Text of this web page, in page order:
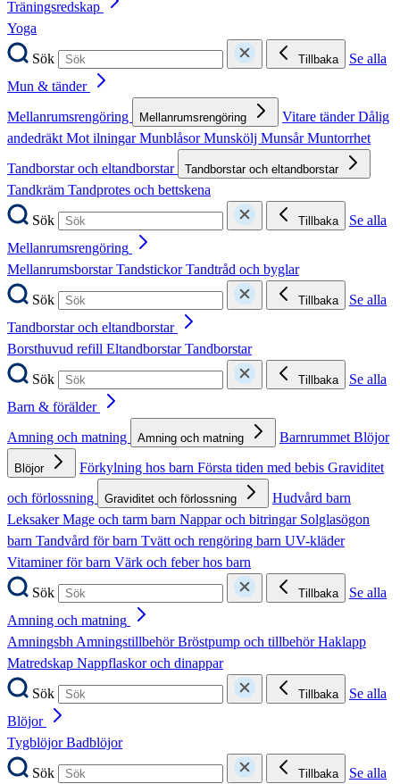
Träningsredskap
Yoga
Sök
Tillbaka
Se alla
Mun & tänder
Mellanrumsrengöring
Mellanrumsrengöring Vitare tänderDålig
andedräktMot ilningarMunblåsorMunskölj MunsårMuntorrhet
Tandborstar och eltandborstar
Tandborstar och eltandborstar
Tandkräm Tandprotes och bettskena
Sök
Tillbaka
Se alla
Mellanrumsrengöring
MellanrumsborstarTandstickorTandtråd och byglar
Sök
Tillbaka
Se alla
Tandborstar och eltandborstar
Borsthuvud refill EltandborstarTandborstar
Sök
Tillbaka
Se alla
Barn & förälder
Amning och matning
Amning och matning BarnrummetBlöjor
Blöjor Förkylning hos barn Första tiden med bebis Graviditet
och förlossning
Graviditet och förlossning
Hudvård barn
LeksakerMage och tarm barn Nappar och bitringar Solglasögon
barn Tandvård för barn Tvätt och rengöring barn UV-kläder
Vitaminer för barn Värk och feber hos barn
Sök
Tillbaka
Se alla
Amning och matning
AmningsbhAmningstillbehörBröstpump och tillbehörHaklapp
Matredskap Nappflaskor och dinappar
Sök
Tillbaka
Se alla
Blöjor
TygblöjorBadblöjor
Sök
Tillbaka
Se alla